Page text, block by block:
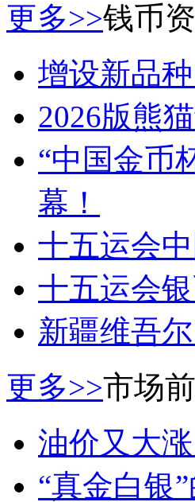
更多>>钱币
增设新品
2026版熊
“中国金币
幕！
十五运会
十五运会
新疆维吾
更多>>市场
油价又大
“真金白银